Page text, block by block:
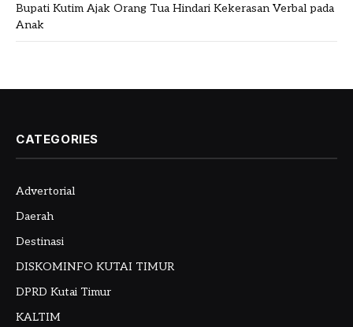
Bupati Kutim Ajak Orang Tua Hindari Kekerasan Verbal pada
Anak
CATEGORIES
Advertorial
Daerah
Destinasi
DISKOMINFO KUTAI TIMUR
DPRD Kutai Timur
KALTIM